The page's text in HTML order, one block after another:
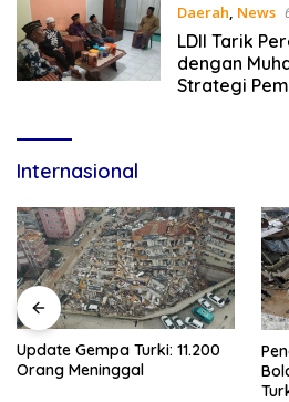
Daerah, News
LDII Tarik
dengan
Strategi
Internasional
Update Gempa Turki: 11.200
Orang Meninggal